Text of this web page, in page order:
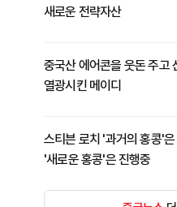
새로운 전략자산
중국산 에어콘을 웃돈 주고
열광시킨 메이디
스티븐 로치 '과거의 홍콩'
'새로운 홍콩'은 진행중